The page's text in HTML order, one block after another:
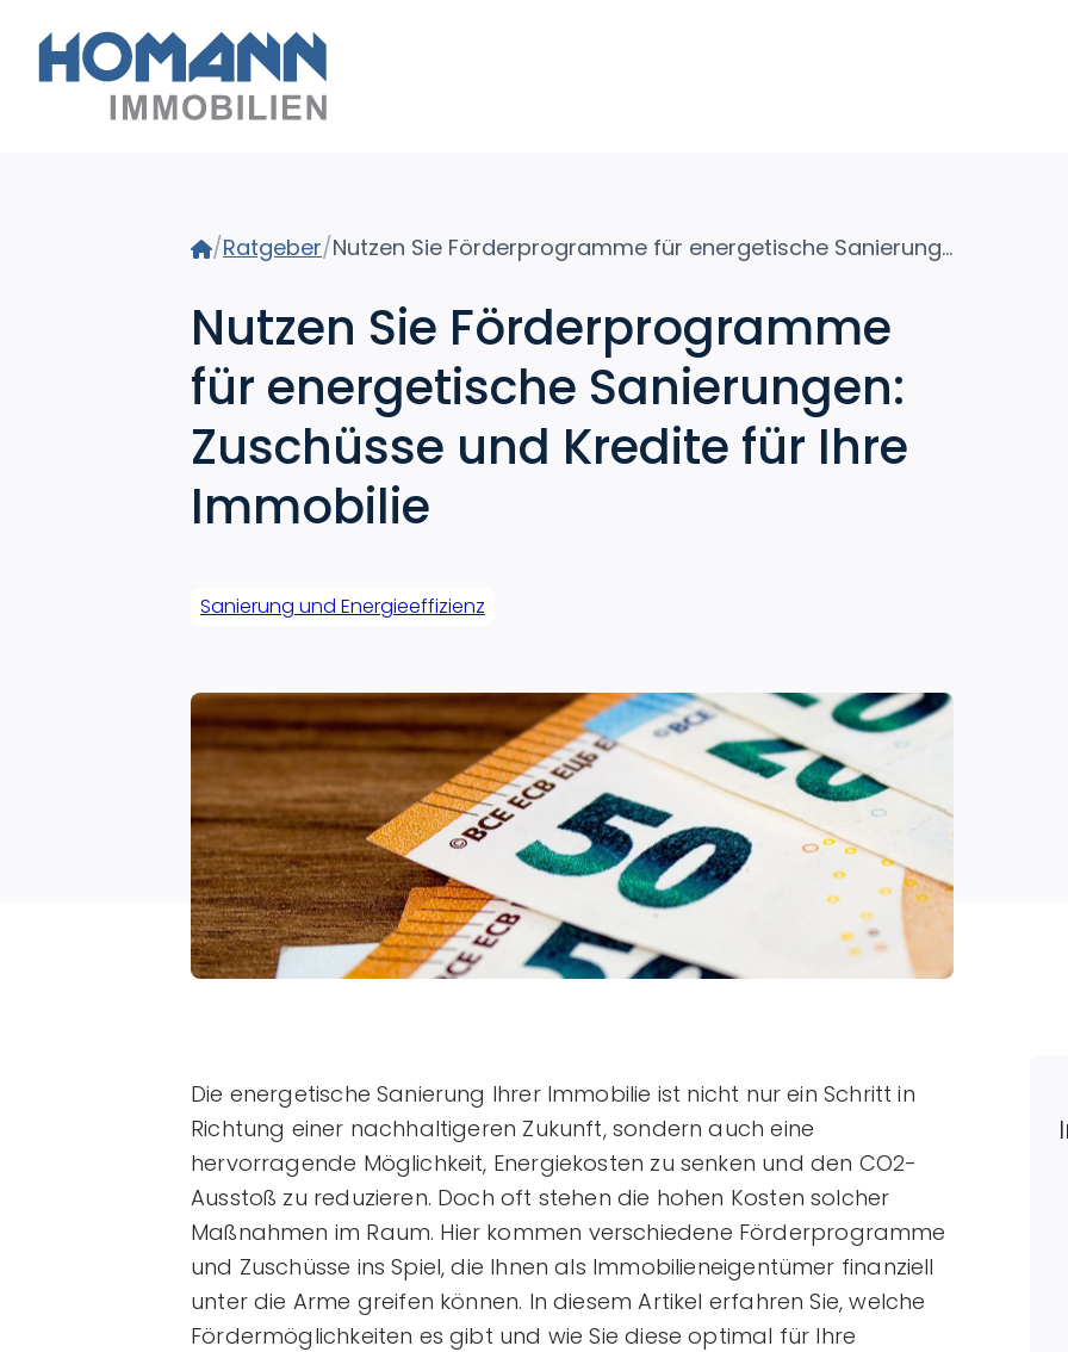
Home
/Ratgeber/ Nutzen Sie Förderprogramme für energetische Sanierungen: Zuschüsse und Kredite für Ihre Immobilie
Nutzen Sie Förderprogramme
für energetische Sanierungen:
Zuschüsse und Kredite für Ihre
Immobilie
Sanierung und Energieeffizienz
Die energetische Sanierung Ihrer Immobilie ist nicht nur ein Schritt in
Richtung einer nachhaltigeren Zukunft, sondern auch eine
hervorragende Möglichkeit, Energiekosten zu senken und den CO2-
Ausstoß zu reduzieren. Doch oft stehen die hohen Kosten solcher
Maßnahmen im Raum. Hier kommen verschiedene Förderprogramme
und Zuschüsse ins Spiel, die Ihnen als Immobilieneigentümer finanziell
unter die Arme greifen können. In diesem Artikel erfahren Sie, welche
Fördermöglichkeiten es gibt und wie Sie diese optimal für Ihre